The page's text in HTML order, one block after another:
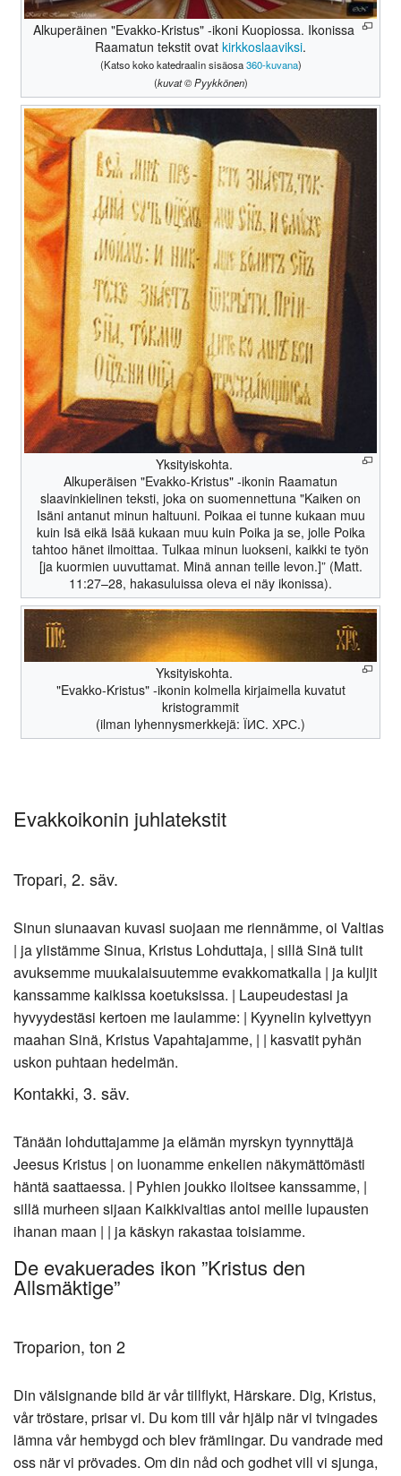
Alkuperäinen "Evakko-Kristus" -ikoni Kuopiossa. Ikonissa
Raamatun tekstit ovat kirkkoslaaviksi.
(Katso koko katedraalin sisäosa360-kuvana)
(kuvat © Pyykkönen)
Yksityiskohta.
Alkuperäisen "Evakko-Kristus" -ikonin Raamatun
slaavinkielinen teksti, joka on suomennettuna "Kaiken on
Isäni antanut minun haltuuni. Poikaa ei tunne kukaan muu
kuin Isä eikä Isää kukaan muu kuin Poika ja se, jolle Poika
tahtoo hänet ilmoittaa. Tulkaa minun luokseni, kaikki te työn
[ja kuormien uuvuttamat. Minä annan teille levon.]” (Matt.
11:27–28, hakasuluissa oleva ei näy ikonissa).
Yksityiskohta.
"Evakko-Kristus" -ikonin kolmella kirjaimella kuvatut
kristogrammit
(ilman lyhennysmerkkejä: ЇИС. ХРС.)
Evakkoikonin juhlatekstit
Tropari, 2. säv.
Sinun siunaavan kuvasi suojaan me riennämme, oi Valtias
| ja ylistämme Sinua, Kristus Lohduttaja, | sillä Sinä tulit
avuksemme muukalaisuutemme evakkomatkalla | ja kuljit
kanssamme kaikissa koetuksissa. | Laupeudestasi ja
hyvyydestäsi kertoen me laulamme: | Kyynelin kylvettyyn
maahan Sinä, Kristus Vapahtajamme, | | kasvatit pyhän
uskon puhtaan hedelmän.
Kontakki, 3. säv.
Tänään lohduttajamme ja elämän myrskyn tyynnyttäjä
Jeesus Kristus | on luonamme enkelien näkymättömästi
häntä saattaessa. | Pyhien joukko iloitsee kanssamme, |
sillä murheen sijaan Kaikkivaltias antoi meille lupausten
ihanan maan | | ja käskyn rakastaa toisiamme.
De evakuerades ikon ”Kristus den
Allsmäktige”
Troparion, ton 2
Din välsignande bild är vår tillflykt, Härskare. Dig, Kristus,
vår tröstare, prisar vi. Du kom till vår hjälp när vi tvingades
lämna vår hembygd och blev främlingar. Du vandrade med
oss när vi prövades. Om din nåd och godhet vill vi sjunga,